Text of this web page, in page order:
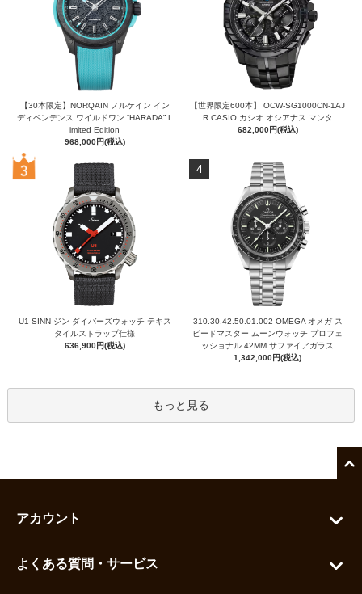
【30本限定】NORQAIN ノルケイン イン
ディペンデンス ワイルドワン “HARADA” L
imited Edition
968,000円(税込)
【世界限定600本】 OCW-SG1000CN-1AJ
R CASIO カシオ オシアナス マンタ
682,000円(税込)
U1 SINN ジン ダイバーズウォッチ テキス
タイルストラップ仕様
636,900円(税込)
4
310.30.42.50.01.002 OMEGA オメガ ス
ピードマスター ムーンウォッチ プロフェ
ッショナル 42MM サファイアガラス
1,342,000円(税込)
もっと見る
アカウント
カートを見る
よくある質問・サービス